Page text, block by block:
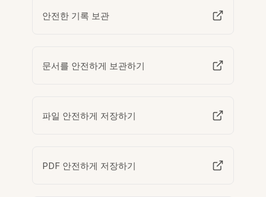
안전한 기록 보관
문서를 안전하게 보관하기
파일 안전하게 저장하기
PDF 안전하게 저장하기